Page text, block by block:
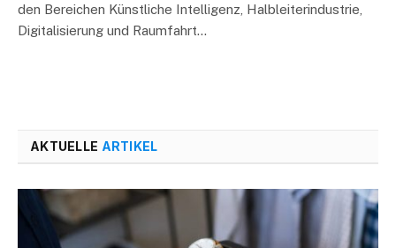
den Bereichen Künstliche Intelligenz, Halbleiterindustrie,
Digitalisierung und Raumfahrt…
AKTUELLE ARTIKEL